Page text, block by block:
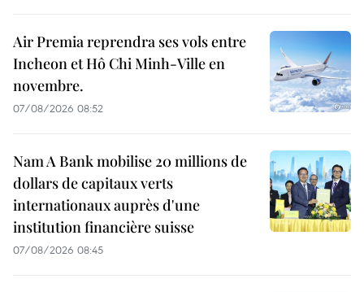
Air Premia reprendra ses vols entre
Incheon et Hô Chi Minh-Ville en
novembre.
07/08/2026 08:52
Nam A Bank mobilise 20 millions de
dollars de capitaux verts
internationaux auprès d'une
institution financière suisse
07/08/2026 08:45